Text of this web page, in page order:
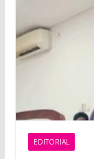
EDITORIAL